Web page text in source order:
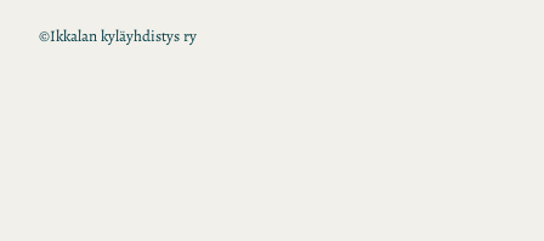
©Ikkalan kyläyhdistys ry